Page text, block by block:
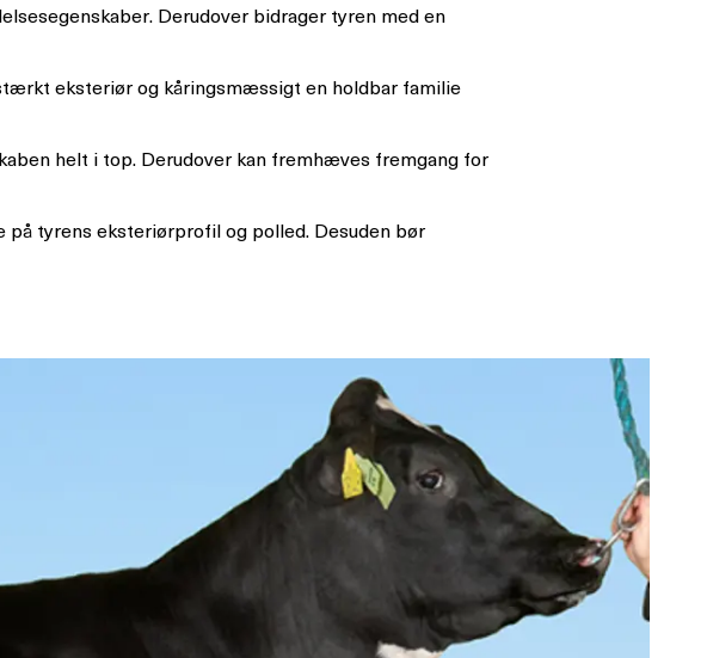
Derudover bidrager tyren med en
eksteriør og kåringsmæssigt en holdbar familie
helt i top. Derudover kan fremhæves fremgang for
på tyrens eksteriørprofil og polled. Desuden bør